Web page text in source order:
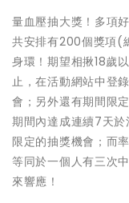
量血壓抽大獎！多項
共安排有200個獎項(
身環！期望相揪18歲
止，在活動網站中登
會；另外還有期間限
期間內達成連續7天
限定的抽獎機會；而
等同於一個人有三次
來響應！